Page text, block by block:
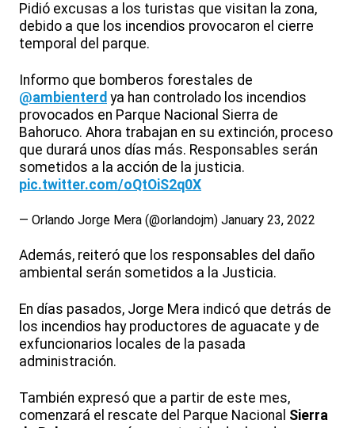
Pidió excusas a los turistas que visitan la zona,
debido a que los incendios provocaron el cierre
temporal del parque.
Informo que bomberos forestales de
@ambienterd ya han controlado los incendios
provocados en Parque Nacional Sierra de
Bahoruco. Ahora trabajan en su extinción, proceso
que durará unos días más. Responsables serán
sometidos a la acción de la justicia.
pic.twitter.com/oQtOiS2q0X
— Orlando Jorge Mera (@orlandojm) January 23, 2022
Además, reiteró que los responsables del daño
ambiental serán sometidos a la Justicia.
En días pasados, Jorge Mera indicó que detrás de
los incendios hay productores de aguacate y de
exfuncionarios locales de la pasada
administración.
También expresó que a partir de este mes,
comenzará el rescate del Parque Nacional Sierra